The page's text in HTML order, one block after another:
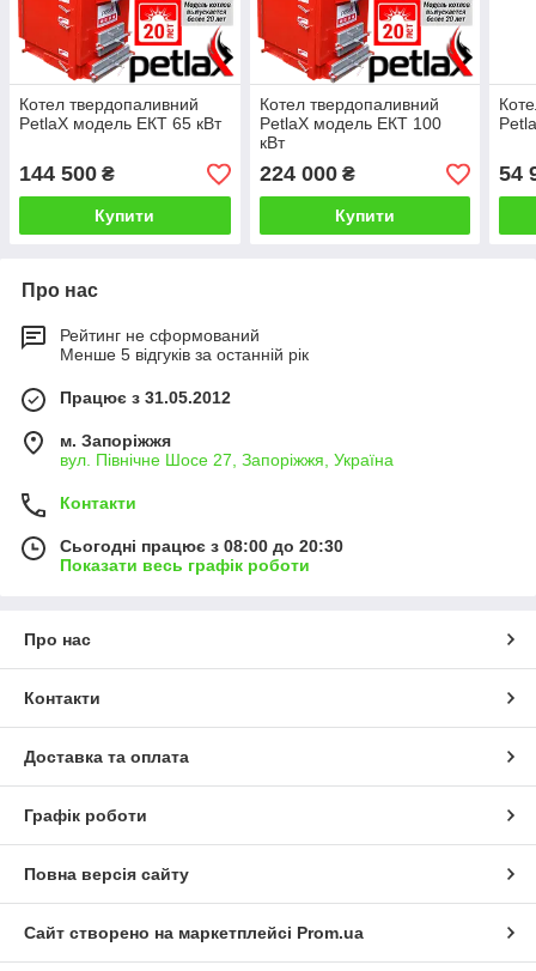
Котел твердопаливний
PetlaX модель ЕКТ 65 кВт
144 500 ₴
Купити
Котел твердопаливний
PetlaX модель ЕКТ 100
кВт
224 000₴
Купити
54
Про нас
Рейтинг не сформований
Менше 5 відгуків за останній рік
Працює з 31.05.2012
м. Запоріжжя
вул. Північне Шосе 27, Запоріжжя, Україна
Контакти
Сьогодні працює з 08:00 до 20:30
Показати весь графік роботи
Про нас
Контакти
Доставка та оплата
Графік роботи
Повна версія сайту
Сайт створено на маркетплейсі Prom.ua